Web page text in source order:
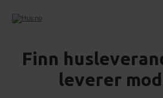
Finn
leverer